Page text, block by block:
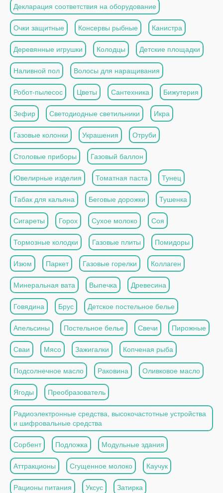
Декларация соответствия на оборудование
Очки защитные Консервы рыбные Канистра
Деревянные игрушки Колодцы Детские площадки
Наливной пол Волосы для наращивания
Робот-пылесос Цветы Сантехника Бижутерия
Зефир Светодиодные светильники Икра
Газовые колонки Украшения Отруби
Столовые приборы Газовый баллон
Ювелирные изделия Томатная паста Тунец
Табак для кальяна Беговые дорожки Тушенка
Сигареты Горох Сухое молоко Соя
Тормозные колодки Газовые плиты Помидоры
Изюм Паркет Газовые горелки Коллаген
Минеральная вата Выпечка Древесина
Говядина Брус Детское постельное белье
Апельсины Постельное белье Свечи Пирожные
Сваи Мясо Зажигалки Копченая рыба
Подсолнечное масло Раковина Оливковое масло
Ягоды Преобразователь
Радиоэлектронные средства, высокочастотные устройства
и шифровальные средства
Сорбент Подложка Модульные здания
Аттракционы Сгущенное молоко Каучук
Рационы питания Уксус Затирка